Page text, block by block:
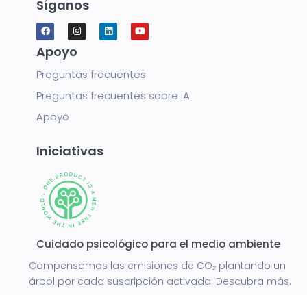
Síganos
Apoyo
Preguntas frecuentes
Preguntas frecuentes sobre IA.
Apoyo
Iniciativas
Cuidado psicológico para el medio ambiente
Compensamos las emisiones de CO₂ plantando un
árbol por cada suscripción activada: Descubra más.